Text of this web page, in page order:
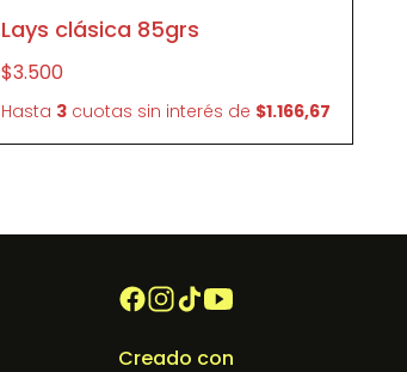
Lays clásica 85grs
$3.500
Hasta 3 cuotas sin interés de $1.166,67
Creado con